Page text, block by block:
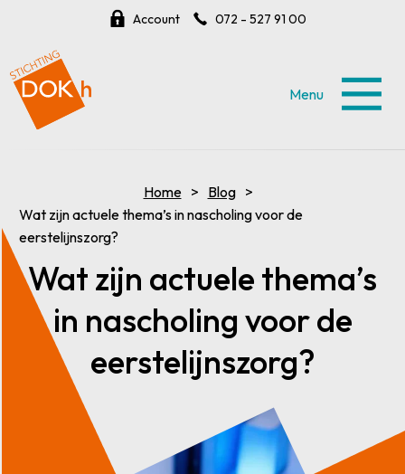
Account 072 - 527 91 00
Menu
Home
Blog
Wat zijn actuele thema’s in nascholing voor de
eerstelijnszorg?
Wat zijn actuele thema’s
in nascholing voor de
eerstelijnszorg?